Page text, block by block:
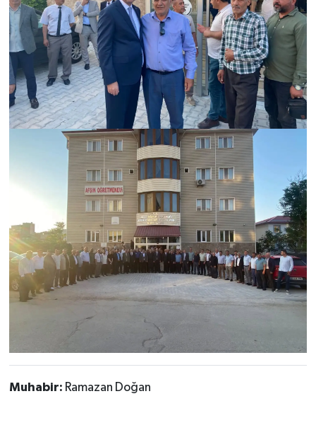
Muhabir: Ramazan Doğan